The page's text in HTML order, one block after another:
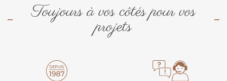
Toujours à vos côtés pour vos
projets